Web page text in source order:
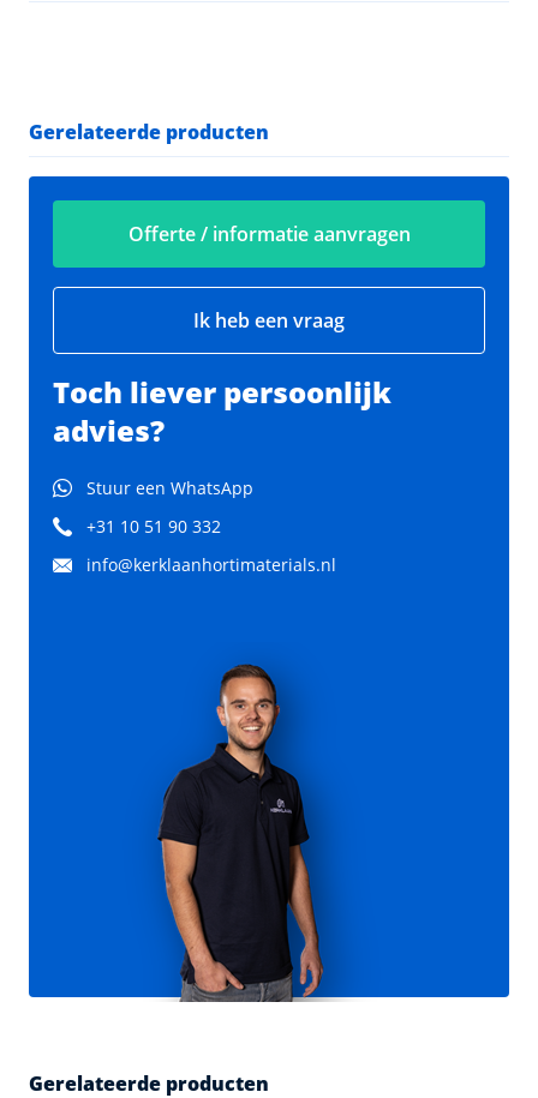
Gerelateerde producten
Offerte / informatie aanvragen
Ik heb een vraag
Toch liever persoonlijk
advies?
Stuur een WhatsApp
+31 10 51 90 332
info@kerklaanhortimaterials.nl
Gerelateerde producten